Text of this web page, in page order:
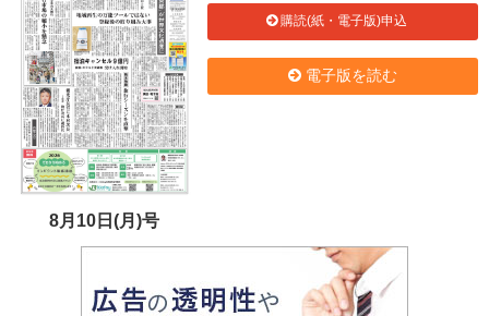
8月10日(月)号
購読(紙・電子版)申込
電子版を読む